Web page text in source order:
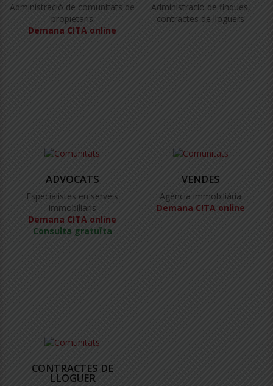
Administració de comunitats de
propietaris
Demana CITA online
Administració de finques,
contractes de lloguers
ADVOCATS
Especialistes en serveis
immobiliaris
Demana CITA online
Consulta gratuïta
VENDES
Agència immobiliària
Demana CITA online
CONTRACTES DE
LLOGUER